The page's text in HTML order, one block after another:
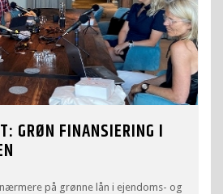
GRØN FINANSIERING I
på grønne lån i ejendoms- og